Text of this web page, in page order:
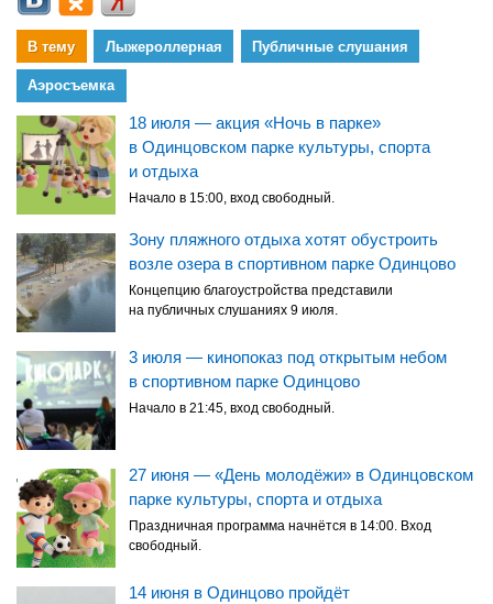
В тему Лыжероллерная Публичные слушания
Аэросъемка
18 июля — акция «Ночь в парке»
в Одинцовском парке культуры, спорта
и отдыха
Начало в 15:00, вход свободный.
Зону пляжного отдыха хотят обустроить
возле озера в спортивном парке Одинцово
Концепцию благоустройства представили
на публичных слушаниях 9 июля.
3 июля — кинопоказ под открытым небом
в спортивном парке Одинцово
Начало в 21:45, вход свободный.
27 июня — «День молодёжи» в Одинцовском
парке культуры, спорта и отдыха
Праздничная программа начнётся в 14:00. Вход
свободный.
14 июня в Одинцово пройдёт